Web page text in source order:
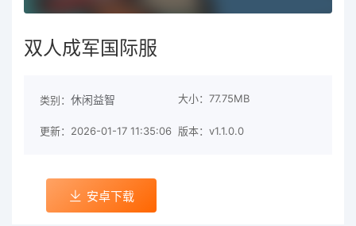
双人成军国际服
类别： 休闲益智 大小：77.75MB
更新：2026-01-17 11:35:06 版本：v1.1.0.0
安卓下载